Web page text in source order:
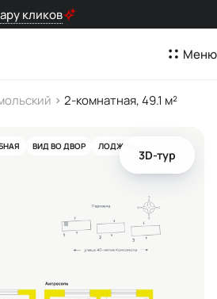
кликов
Меню
2-комнатная, 49.1 м²
ВИД ВО ДВОР ЛОДЖИЯ
3D-тур